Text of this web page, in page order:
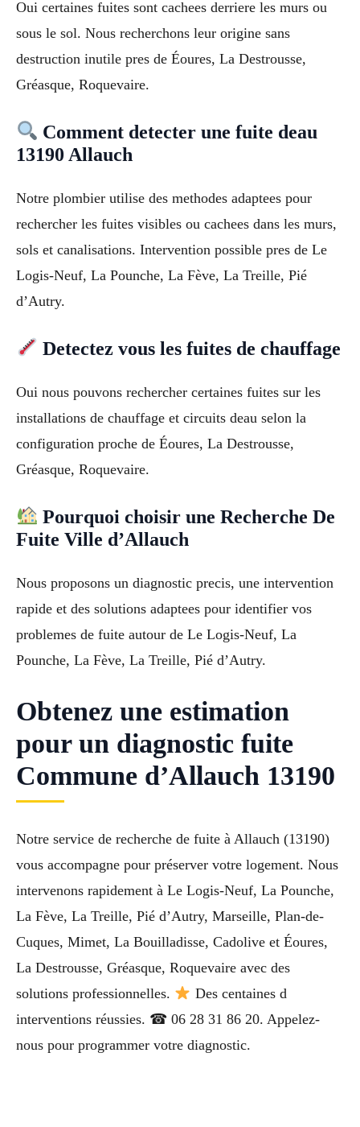
Oui certaines fuites sont cachees derriere les murs ou
sous le sol. Nous recherchons leur origine sans
destruction inutile pres de Éoures, La Destrousse,
Gréasque, Roquevaire.
Comment detecter une fuite deau
13190 Allauch
Notre plombier utilise des methodes adaptees pour
rechercher les fuites visibles ou cachees dans les murs,
sols et canalisations. Intervention possible pres de Le
Logis-Neuf, La Pounche, La Fève, La Treille, Pié
d’Autry.
Detectez vous les fuites de chauffage
Oui nous pouvons rechercher certaines fuites sur les
installations de chauffage et circuits deau selon la
configuration proche de Éoures, La Destrousse,
Gréasque, Roquevaire.
Pourquoi choisir une Recherche De
Fuite Ville d’Allauch
Nous proposons un diagnostic precis, une intervention
rapide et des solutions adaptees pour identifier vos
problemes de fuite autour de Le Logis-Neuf, La
Pounche, La Fève, La Treille, Pié d’Autry.
Obtenez une estimation
pour un diagnostic fuite
Commune d’Allauch 13190
Notre service de recherche de fuite à Allauch (13190)
vous accompagne pour préserver votre logement. Nous
intervenons rapidement à Le Logis-Neuf, La Pounche,
La Fève, La Treille, Pié d’Autry, Marseille, Plan-de-
Cuques, Mimet, La Bouilladisse, Cadolive et Éoures,
La Destrousse, Gréasque, Roquevaire avec des
solutions professionnelles.
Des centaines d
interventions réussies. ☎ 06 28 31 86 20. Appelez-
nous pour programmer votre diagnostic.